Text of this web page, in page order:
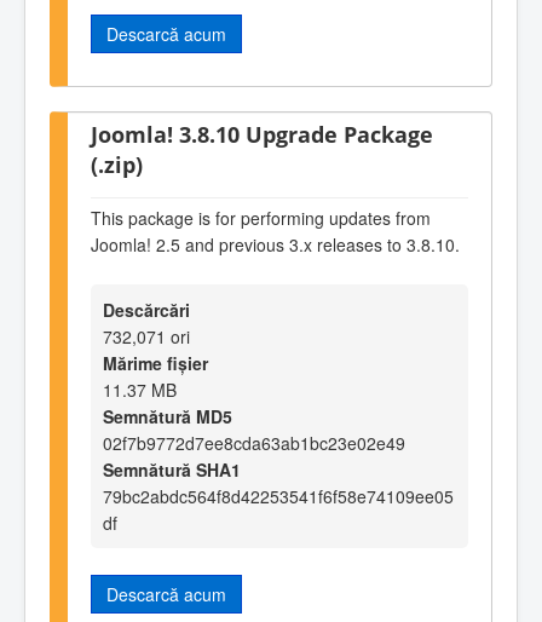
Descarcă acum
Joomla! 3.8.10 Upgrade Package
(.zip)
This package is for performing updates from
Joomla! 2.5 and previous 3.x releases to 3.8.10.
Descărcări
732,071 ori
Mărime fișier
11.37 MB
Semnătură MD5
02f7b9772d7ee8cda63ab1bc23e02e49
Semnătură SHA1
79bc2abdc564f8d42253541f6f58e74109ee05
df
Descarcă acum